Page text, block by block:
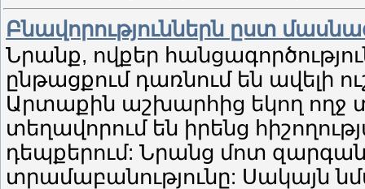
Բնավորություններն ըստ
Նրանք, ովքեր
ընթացքում դառնում են ավելի
Արտաքին աշխարհից եկող ողջ
տեղավորում են իրենց
դեպքերում: Նրանց մոտ
տրամաբանությունը: Սակայն